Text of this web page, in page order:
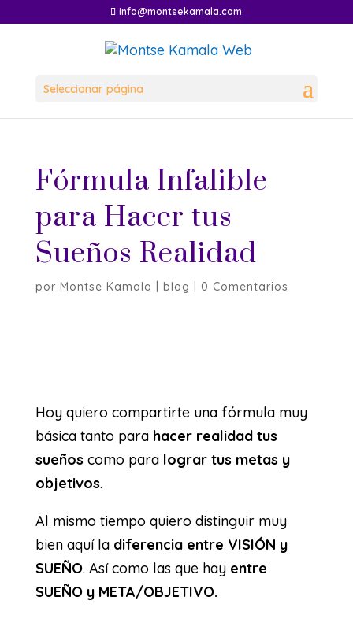
info@montsekamala.com
Seleccionar página
Fórmula Infalible
para Hacer tus
Sueños Realidad
por Montse Kamala blog 0 Comentarios
Hoy quiero compartirte una fórmula muy
básica tanto para hacer realidad tus
sueñoscomo para lograr tus metas y
objetivos.
Al mismo tiempo quiero distinguir muy
bien aquí la diferencia entre VISIÓN y
SUEÑO. Así como las que hay entre
SUEÑO y META/OBJETIVO.